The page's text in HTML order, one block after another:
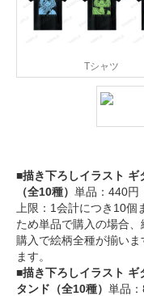
Tシャツ
■描き下ろしイラスト
（全10種） 単品：440円
上限：1会計につき10
ため単品で購入の場合
購入で絵柄全種が揃い
ます。
■描き下ろしイラスト ギ
タンド（全10種） 単品